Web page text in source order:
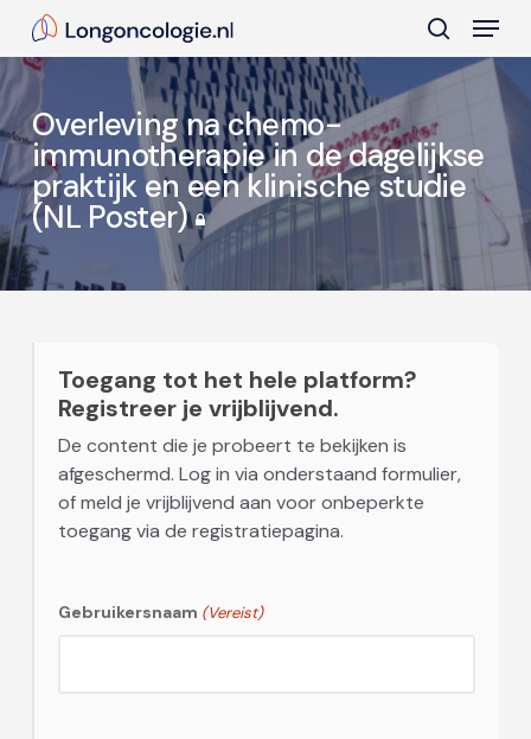
main
content
search
Menu
Overleving na chemo-
immunotherapie in de dagelijkse
praktijk en een klinische studie
(NL Poster)
Toegang tot het hele platform?
Registreer je vrijblijvend.
De content die je probeert te bekijken is
afgeschermd. Log in via onderstaand formulier,
of meld je vrijblijvend aan voor onbeperkte
toegang via de registratiepagina.
Gebruikersnaam (Vereist)
Close
Menu